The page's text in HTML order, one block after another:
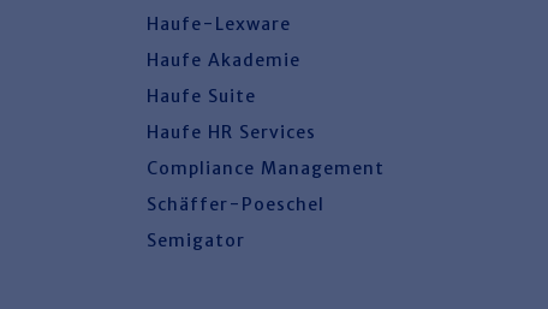
Haufe-Lexware
Haufe Akademie
Haufe Suite
Haufe HR Services
Compliance Management
Schäffer-Poeschel
Semigator